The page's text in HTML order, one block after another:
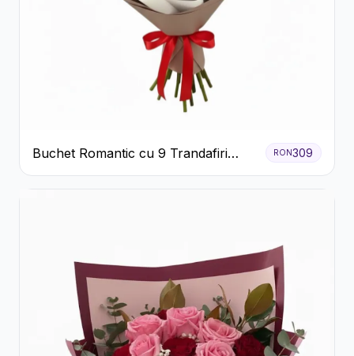
Buchet Romantic cu 9 Trandafiri
Roșii
RON309